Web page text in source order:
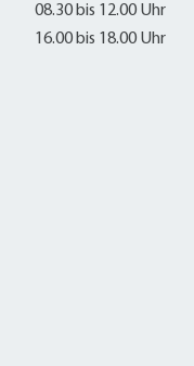
08.30 bis 12.00 Uhr
16.00 bis 18.00 Uhr